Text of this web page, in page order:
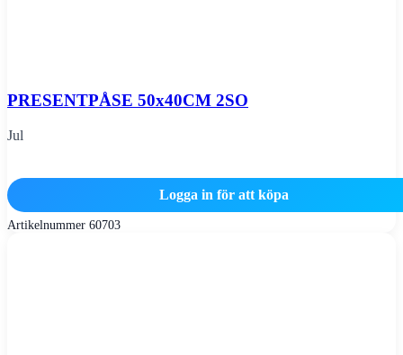
PRESENTPÅSE 50x40CM 2SO
Jul
Logga in för att köpa
Artikelnummer 60703